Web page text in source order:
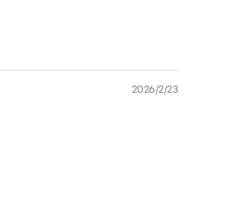
2026/2/23